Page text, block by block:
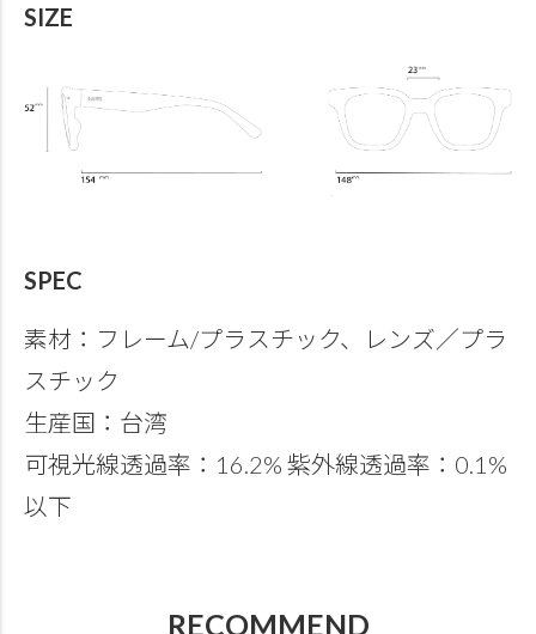
SIZE
SPEC
素材：フレーム/プラスチック、レンズ／プラ
スチック
生産国：台湾
可視光線透過率：16.2% 紫外線透過率：0.1%
以下
RECOMMEND